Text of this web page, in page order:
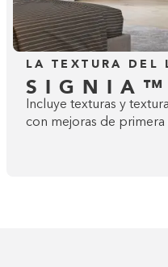
LA TEXTURA DEL
SIGNIA™
Incluye texturas y
con mejoras de primera